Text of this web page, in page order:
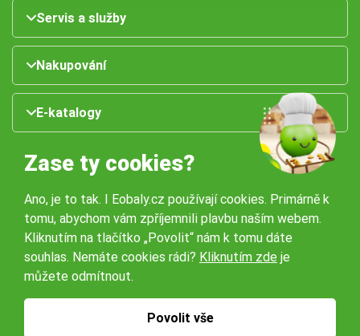
Servis a služby
Nakupování
E-katalogy
Naše pobočky:
Obchodní podmínky
Zase ty cookies?
Ano, je to tak. I Eobaly.cz používají cookies. Primárně k
tomu, abychom vám zpříjemnili plavbu naším webem.
Kliknutím na tlačítko „Povolit“ nám k tomu dáte
souhlas. Nemáte cookies rádi? Kliknutím zde je
můžete odmítnout.
Povolit vše